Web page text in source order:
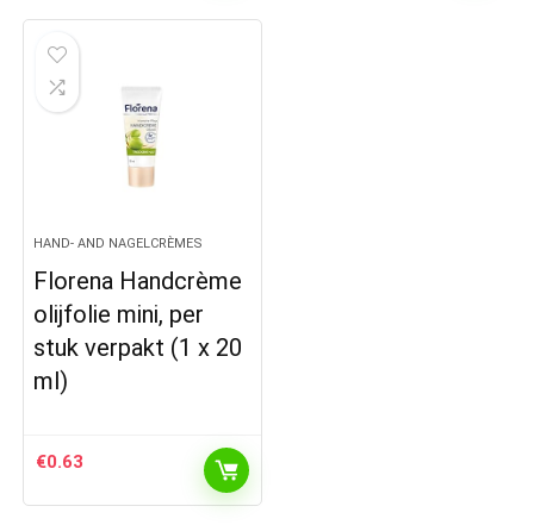
HAND- AND NAGELCRÈMES
Florena Handcrème
olijfolie mini, per
stuk verpakt (1 x 20
ml)
€0.63